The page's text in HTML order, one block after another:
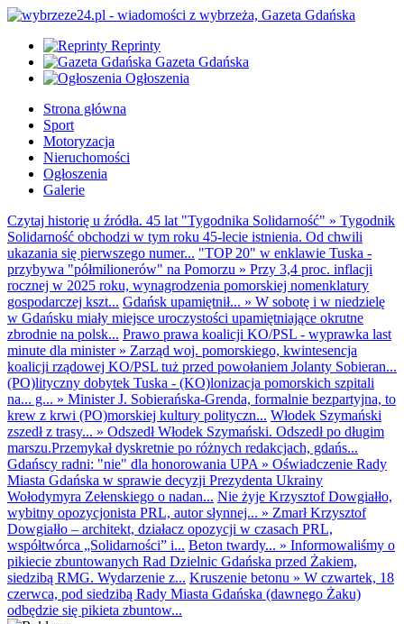
Reprinty
Gazeta Gdańska
Ogłoszenia
Strona główna
Sport
Motoryzacja
Nieruchomości
Ogłoszenia
Galerie
Czytaj historię u źródła. 45 lat "Tygodnika Solidarność" » Tygodnik
Solidarność obchodzi w tym roku 45-lecie istnienia. Od chwili
ukazania się pierwszego numer... "TOP 20" w enklawie Tuska -
przybywa "półmilionerów" na Pomorzu » Przy 3,4 proc. inflacji
rocznej w 2025 roku, wynagrodzenia pomorskiej nomenklatury
gospodarczej kszt... Gdańsk upamiętnił... » W sobotę i w niedzielę
w Gdańsku miały miejsce uroczystości upamiętniające okrutne
zbrodnie na polsk... Prawo prawa koalicji KO/PSL - wyprawka last
minute dla minister» Zarząd woj. pomorskiego, kwintesencja
koalicji rządowej KO/PSL tuż przed powołaniem Jolanty Sobieran...
(PO)lityczny dobytek Tuska - (KO)lonizacja pomorskich szpitali
na... g... » Minister J. Sobierańska-Grenda, formalnie bezpartyjna, to
krew z krwi (PO)morskiej kultury polityczn... Włodek Szymański
zszedł z trasy... » Odszedł Włodek Szymański. Odszedł po długim
marszu.Przemykał dyskretnie po różnych redakcjach, gdańs...
Gdańscy radni: "nie" dla honorowania UPA » Oświadczenie Rady
Miasta Gdańska w sprawie decyzji Prezydenta Ukrainy
Wołodymyra Zełenskiego o nadan... Nie żyje Krzysztof Dowgiałło,
wybitny opozycjonista PRL, autor słynnej... » Zmarł Krzysztof
Dowgiałło – architekt, działacz opozycji w czasach PRL,
współtwórca „Solidarności” i... Beton twardy... » Informowaliśmy o
pikiecie zbuntowanych Rad Dzielnic Gdańska przed Żakiem,
siedzibą RMG. Wydarzenie z... Kruszenie betonu » W czwartek, 18
czerwca, pod siedzibą Rady Miasta Gdańska (dawnego Żaku)
odbędzie się pikieta zbuntow...